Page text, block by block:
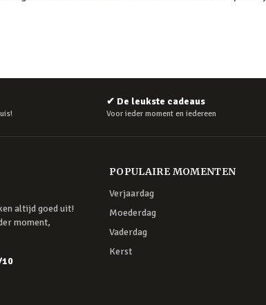
✔ De leukste cadeaus
Voor ieder moment en iedereen
altijd goed uit!
moment,
POPULAIRE MOMENTEN
Verjaardag
Moederdag
Vaderdag
Kerst